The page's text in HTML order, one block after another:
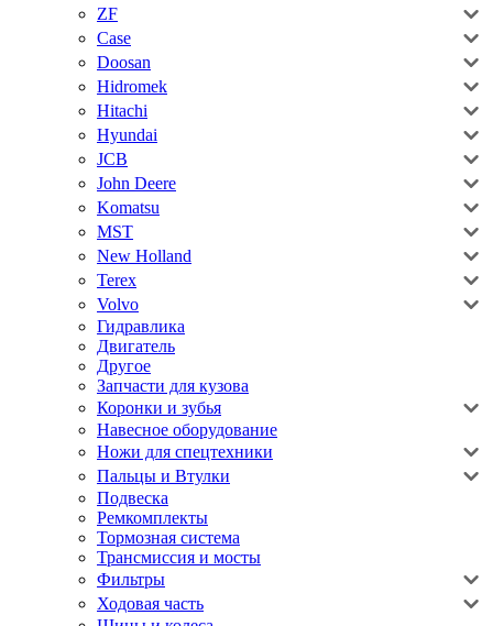
ZF
Case
Doosan
Hidromek
Hitachi
Hyundai
JCB
John Deere
Komatsu
MST
New Holland
Terex
Volvo
Гидравлика
Двигатель
Другое
Запчасти для кузова
Коронки и зубья
Навесное оборудование
Ножи для спецтехники
Пальцы и Втулки
Подвеска
Ремкомплекты
Тормозная система
Трансмиссия и мосты
Фильтры
Ходовая часть